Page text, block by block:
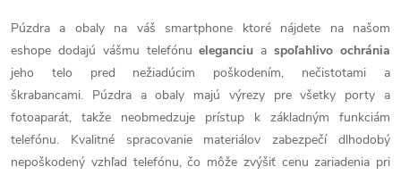
Púzdra a obaly na váš smartphone ktoré nájdete na našom
eshope dodajú vášmu telefónueleganciu aspoľahlivo ochránia
jeho telo pred nežiadúcim poškodením, nečistotami a
škrabancami. Púzdra a obaly majú výrezy pre všetky porty a
fotoaparát, takže neobmedzuje prístup k základným funkciám
telefónu. Kvalitné spracovanie materiálov zabezpečí dlhodobý
nepoškodený vzhľad telefónu, čo môže zvýšiť cenu zariadenia pri